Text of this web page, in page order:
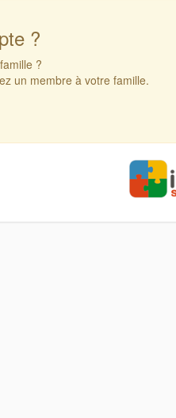
?
?
un membre à votre famille.